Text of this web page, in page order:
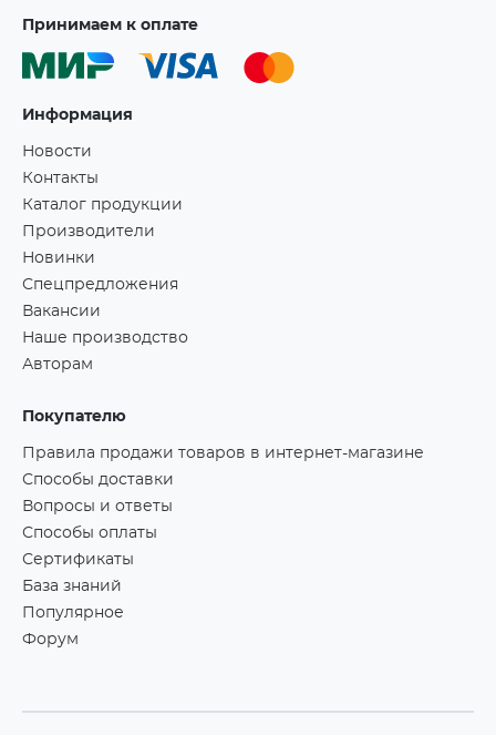
Принимаем к оплате
Информация
Новости
Контакты
Каталог продукции
Производители
Новинки
Спецпредложения
Вакансии
Наше производство
Авторам
Покупателю
Правила продажи товаров в интернет-магазине
Способы доставки
Вопросы и ответы
Способы оплаты
Сертификаты
База знаний
Популярное
Форум